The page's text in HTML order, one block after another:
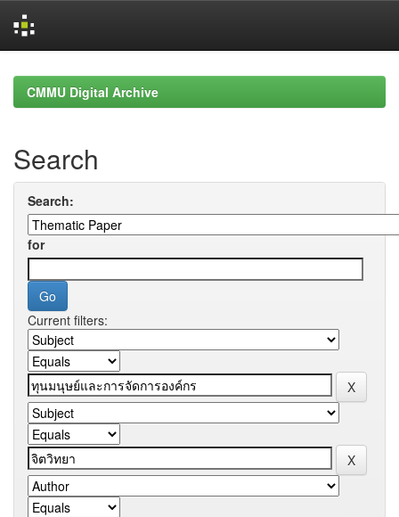
navigationCMMU Digital Archive
Search
Search:
for
Current filters: